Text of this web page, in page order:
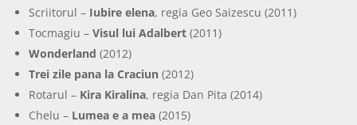
Scriitorul – Iubire elena, regia Geo Saizescu (2011)
Tocmagiu –Visul lui Adalbert (2011)
Wonderland (2012)
Trei zile pana la Craciun (2012)
Rotarul – Kira Kiralina, regia Dan Pita (2014)
Chelu – Lumea e a mea (2015)